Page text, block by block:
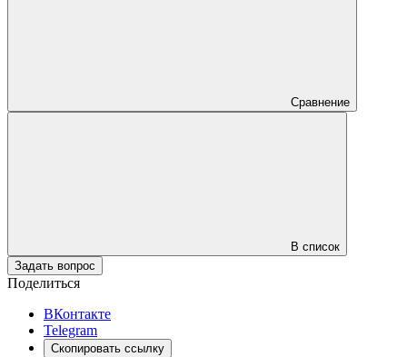
Сравнение
В список
Задать вопрос
Поделиться
ВКонтакте
Telegram
Скопировать ссылку